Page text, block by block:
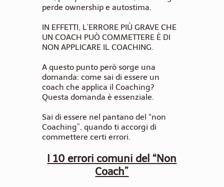
perde ownership e autostima.
IN EFFETTI, L’ERRORE PIÙ GRAVE CHE
UN COACH PUÒ COMMETTERE È DI
NON APPLICARE IL COACHING.
A questo punto però sorge una
domanda: come sai di essere un
coach che applica il Coaching?
Questa domanda è essenziale.
Sai di essere nel pantano del “non
Coaching”, quando ti accorgi di
commettere certi errori.
I 10 errori comuni del “Non
Coach”